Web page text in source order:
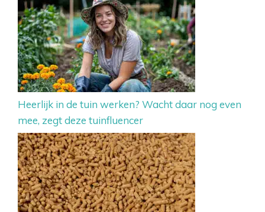
Heerlijk in de tuin werken? Wacht daar nog even
mee, zegt deze tuinfluencer